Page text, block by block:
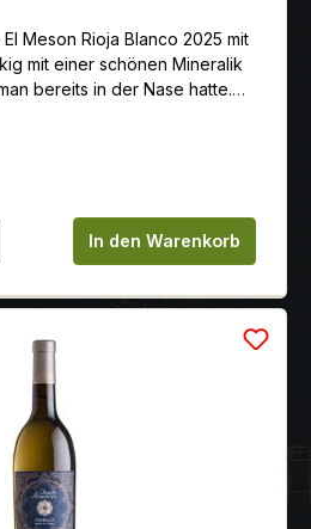
Meson Rioja Blanco 2025 mit
mit einer schönen Mineralik
bereits in der Nase hatte.
Apéritif oder zu sommerlich
richtig.
Gib den
In den Warenkorb